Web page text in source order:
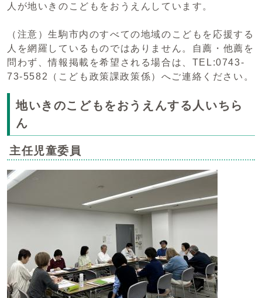
人が地いきのこどもをおうえんしています。
（注意）生駒市内のすべての地域のこどもを応援する
人を網羅しているものではありません。自薦・他薦を
問わず、情報掲載を希望される場合は、TEL:0743-
73-5582（こども政策課政策係）へご連絡ください。
地いきのこどもをおうえんする人いちら
ん
主任児童委員